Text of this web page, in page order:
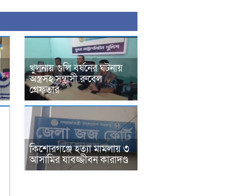
খুলনায় গুলি বর্ষনের ঘটনায়
অস্ত্রসহ সন্ত্রাসী রুবেল
গ্রেফতার
কিশোরগঞ্জে হত্যা মামলায় ৩
আসামির যাবজ্জীবন কারাদণ্ড